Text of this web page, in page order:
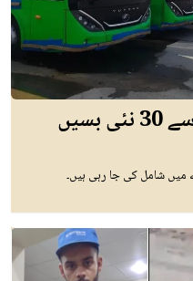
کراچی کی سڑکوں پر آج سے 30 نئی بسیں
میں شامل کی جا رہی ہیں۔